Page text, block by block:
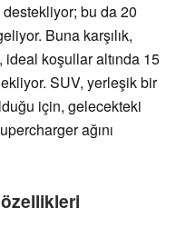
destekliyor; bu da 20
Buna karşılık,
ideal koşullar altında 15
SUV, yerleşik bir
için, gelecekteki
ağını